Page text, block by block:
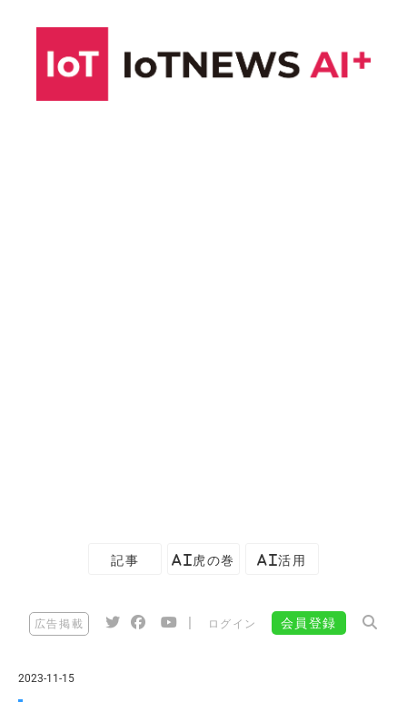
記事 AI虎の巻 AI活用
広告掲載 ログイン 会員登録
2023-11-15